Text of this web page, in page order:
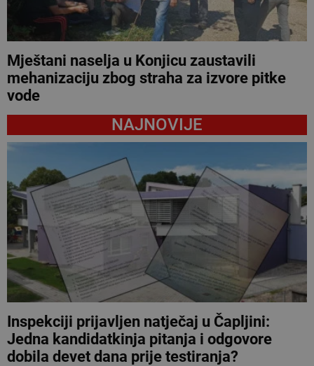
Mještani naselja u Konjicu zaustavili
mehanizaciju zbog straha za izvore pitke
vode
NAJNOVIJE
Inspekciji prijavljen natječaj u Čapljini:
Jedna kandidatkinja pitanja i odgovore
dobila devet dana prije testiranja?